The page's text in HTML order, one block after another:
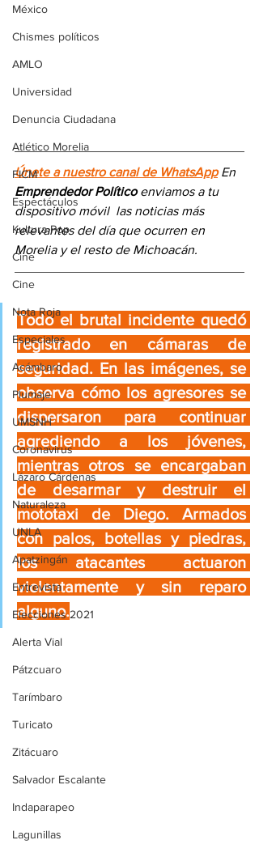
México
Chismes políticos
AMLO
Universidad
Denuncia Ciudadana
Atlético Morelia
FICM
Espectáculos
Kultura Pop
Cine
Cine
Nota Roja
Especiales
Acámbaro
Plumaje
UMSNH
Coronavirus
Lázaro Cárdenas
Naturaleza
UNLA
Apatzingán
Entrevista
Elecciones 2021
Alerta Vial
Pátzcuaro
Tarímbaro
Turicato
Zitácuaro
Salvador Escalante
Indaparapeo
Lagunillas
Únete a nuestro canal de WhatsApp En
Emprendedor Político enviamos a tu
dispositivo móvil las noticias más
relevantes del día que ocurren en
Morelia y el resto de Michoacán.
Todo el brutal incidente quedó
registrado en cámaras de
seguridad. En las imágenes, se
observa cómo los agresores se
dispersaron para continuar
agrediendo a los jóvenes,
mientras otros se encargaban
de desarmar y destruir el
mototaxi de Diego. Armados
con palos, botellas y piedras,
los atacantes actuaron
violentamente y sin reparo
alguno.